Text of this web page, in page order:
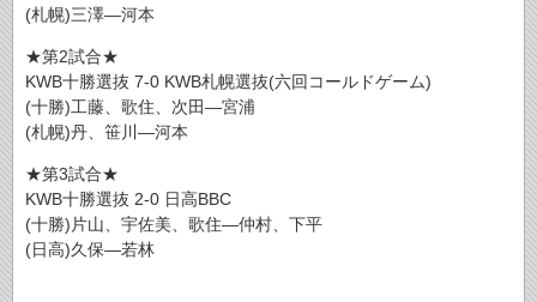
(札幌)三澤―河本
★第2試合★
KWB十勝選抜 7-0 KWB札幌選抜(六回コールドゲーム)
(十勝)工藤、歌住、次田―宮浦
(札幌)丹、笹川―河本
★第3試合★
KWB十勝選抜 2-0 日高BBC
(十勝)片山、宇佐美、歌住―仲村、下平
(日高)久保―若林